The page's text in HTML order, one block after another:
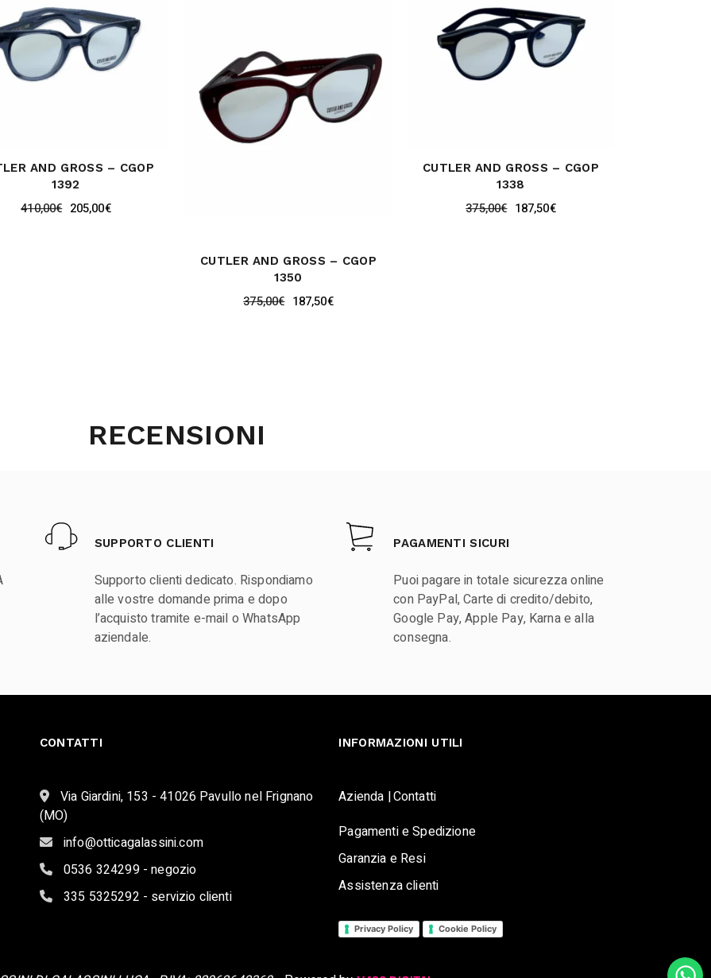
AND GROSS – CGOP
1392
410,00€ 205,00€
CUTLER AND GROSS – CGOP
1350
375,00€ 187,50€
CUTLER AND GROSS – CGOP
1338
375,00€ 187,50€
RECENSIONI
SUPPORTO CLIENTI
Supporto clienti dedicato. Rispondiamo
alle vostre domande prima e dopo
l’acquisto tramite e-mail o WhatsApp
aziendale.
PAGAMENTI SICURI
Puoi pagare in totale sicurezza online
con PayPal, Carte di credito/debito,
Google Pay, Apple Pay, Karna e alla
consegna.
CONTATTI
Via Giardini, 153 - 41026 Pavullo nel Frignano
(MO)
info@otticagalassini.com
0536 324299 - negozio
335 5325292 - servizio clienti
INFORMAZIONI UTILI
Azienda |Contatti
Pagamenti e Spedizione
Garanzia e Resi
Assistenza clienti
Privacy Policy Cookie Policy